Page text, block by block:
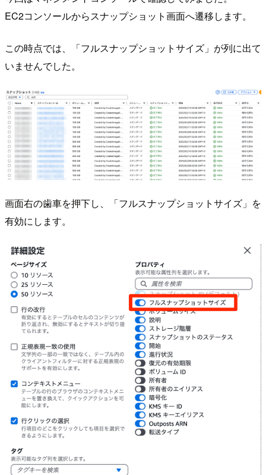
EC2コンソールからスナップショット画面へ遷移します。
この時点では、「フルスナップショットサイズ」が列に出て
いませんでした。
画面右の歯車を押下し、「フルスナップショットサイズ」を
有効にします。